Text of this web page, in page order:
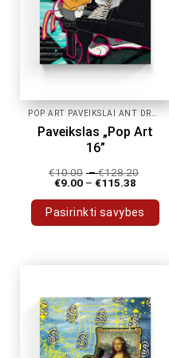
on
the
product
page
Paveikslas „Pop Art
16”
€10.00 –€128.20
€9.00 – €115.38
Pasirinkti savybes
variants.
The
options
may